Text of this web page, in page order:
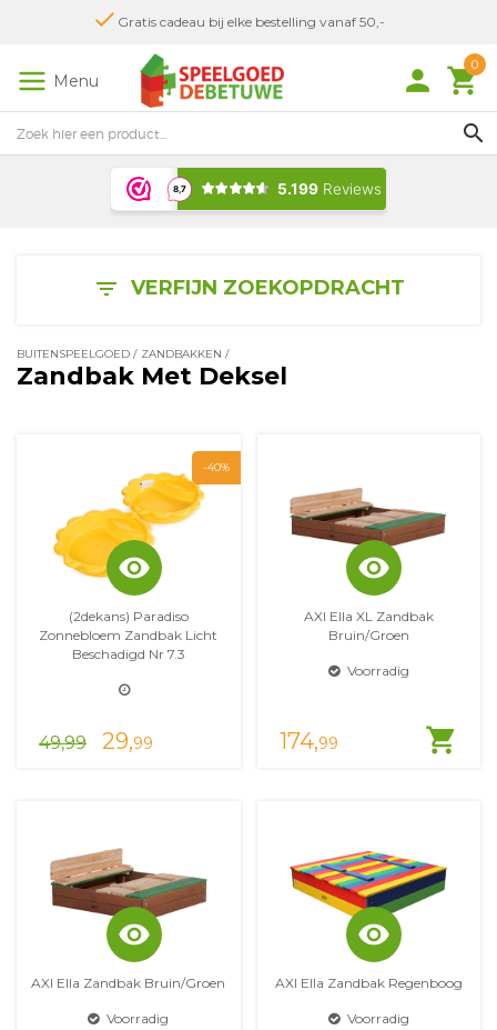
Gratis cadeau bij elke bestelling vanaf 50,-
Menu
search
person 0
local_grocery_store
filter_list VERFIJN ZOEKOPDRACHT
BUITENSPEELGOED / ZANDBAKKEN /
Zandbak Met Deksel
-40%
visibility
(2dekans) Paradiso
Zonnebloem Zandbak Licht
Beschadigd Nr 7.3
49,99 29,99
visibility
shopping_cart
AXI Ella XL Zandbak
Bruin/groen
Voorradig
174,99
visibility
AXI Ella Zandbak Bruin/groen
Voorradig
visibility
AXI Ella Zandbak Regenboog
Voorradig